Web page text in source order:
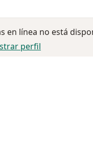
en línea no está
perfil